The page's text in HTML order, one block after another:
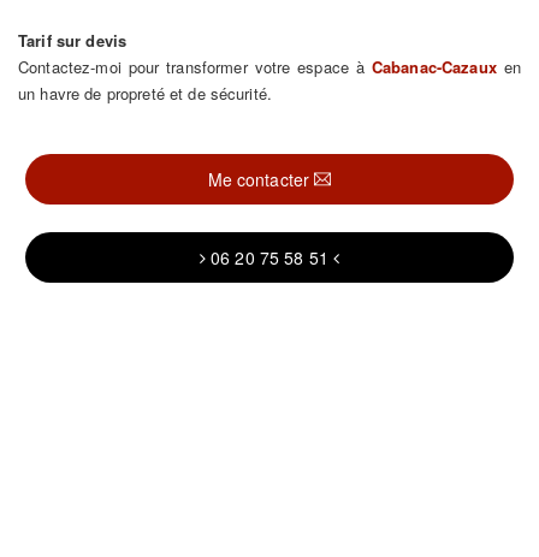
Tarif sur devis
Contactez-moi pour transformer votre espace à Cabanac-Cazauxen
un havre de propreté et de sécurité.
Me contacter
06 20 75 58 51